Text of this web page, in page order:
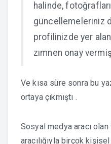
halinde,
güncellemeleriniz
profilinizde yer
zımnen onay
Ve kısa süre sonra bu
ortaya çıkmıştı .
Sosyal medya aracı olan
aracılığıyla birçok